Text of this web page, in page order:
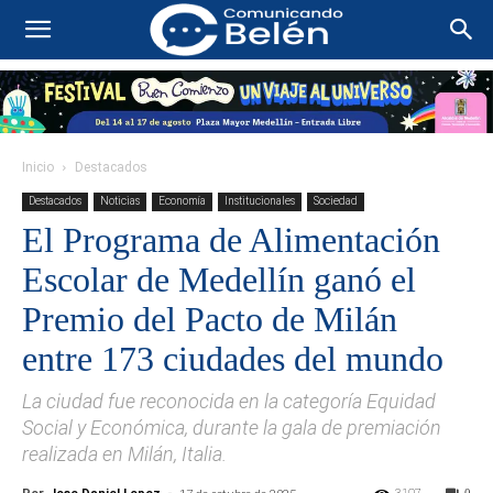
Inicio Destacados
Destacados Noticias Economía Institucionales Sociedad
El Programa de Alimentación
Escolar de Medellín ganó el
Premio del Pacto de Milán
entre 173 ciudades del mundo
La ciudad fue reconocida en la categoría Equidad
Social y Económica, durante la gala de premiación
realizada en Milán, Italia.